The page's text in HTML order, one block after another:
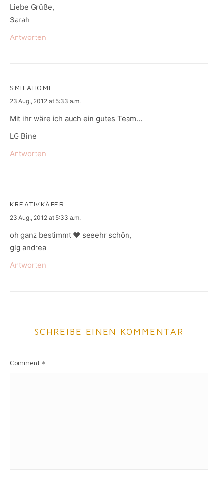
Liebe Grüße,
Sarah
Antworten
SMILAHOME
says:
23 Aug., 2012 at 5:33 a.m.
Mit ihr wäre ich auch ein gutes Team…
LG Bine
Antworten
KREATIVKÄFER
says:
23 Aug., 2012 at 5:33 a.m.
oh ganz bestimmt ♥ seeehr schön,
glg andrea
Antworten
SCHREIBE EINEN KOMMENTAR
Comment *